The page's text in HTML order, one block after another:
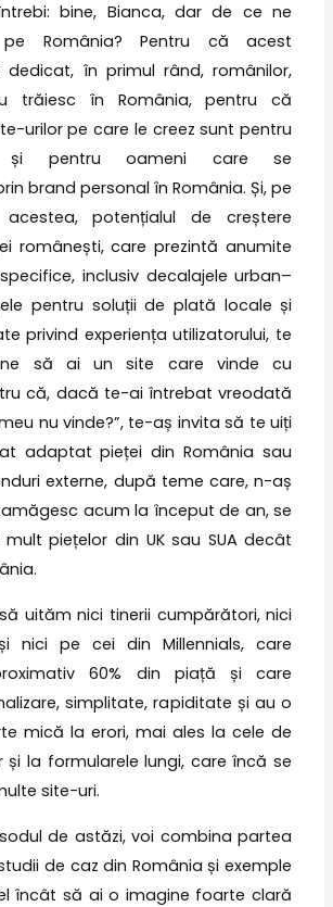
bine, Bianca, dar de ce ne
pe România? Pentru că acest
în primul rând, românilor,
trăiesc în România, pentru că
urilor pe care le creez sunt pentru
și pentru oameni care se
brand personal în România. Și, pe
potențialul de creștere
românești, care prezintă anumite
inclusiv decalajele urban–
pentru soluții de plată locale și
privind experiența utilizatorului, te
să ai un site care vinde cu
că, dacă te-ai întrebat vreodată
nu vinde?”, te-aș invita să te uiți
adaptat pieței din România sau
externe, după teme care, n-aș
acum la început de an, se
piețelor din UK sau SUA decât
uităm nici tinerii cumpărători, nici
nici pe cei din Millennials, care
60% din piață și care
simplitate, rapiditate și au o
mică la erori, mai ales la cele de
și la formularele lungi, care încă se
site-uri.
de astăzi, voi combina partea
de caz din România și exemple
încât să ai o imagine foarte clară